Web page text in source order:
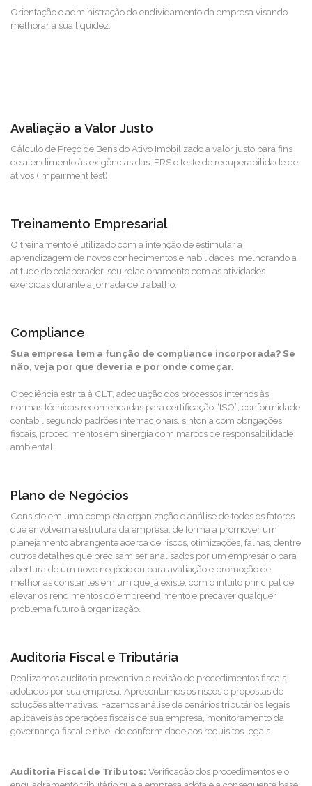
Orientação e administração do endividamento da empresa visando
melhorar a sua liquidez.
Avaliação a Valor Justo
Cálculo de Preço de Bens do Ativo Imobilizado a valor justo para fins
de atendimento às exigências das IFRS e teste de recuperabilidade de
ativos (impairment test).
Treinamento Empresarial
O treinamento é utilizado com a intenção de estimular a
aprendizagem de novos conhecimentos e habilidades, melhorando a
atitude do colaborador, seu relacionamento com as atividades
exercidas durante a jornada de trabalho.
Compliance
Sua empresa tem a função de compliance incorporada? Se
não, veja por que deveria e por onde começar.
Obediência estrita à CLT, adequação dos processos internos às
normas técnicas recomendadas para certificação “ISO”, conformidade
contábil segundo padrões internacionais, sintonia com obrigações
fiscais, procedimentos em sinergia com marcos de responsabilidade
ambiental
Plano de Negócios
Consiste em uma completa organização e análise de todos os fatores
que envolvem a estrutura da empresa, de forma a promover um
planejamento abrangente acerca de riscos, otimizações, falhas, dentre
outros detalhes que precisam ser analisados por um empresário para
abertura de um novo negócio ou para avaliação e promoção de
melhorias constantes em um que já existe, com o intuito principal de
elevar os rendimentos do empreendimento e precaver qualquer
problema futuro à organização.
Auditoria Fiscal e Tributária
Realizamos auditoria preventiva e revisão de procedimentos fiscais
adotados por sua empresa. Apresentamos os riscos e propostas de
soluções alternativas. Fazemos análise de cenários tributários legais
aplicáveis às operações fiscais de sua empresa, monitoramento da
governança fiscal e nível de conformidade aos requisitos legais.
Auditoria Fiscal de Tributos: Verificação dos procedimentos e o